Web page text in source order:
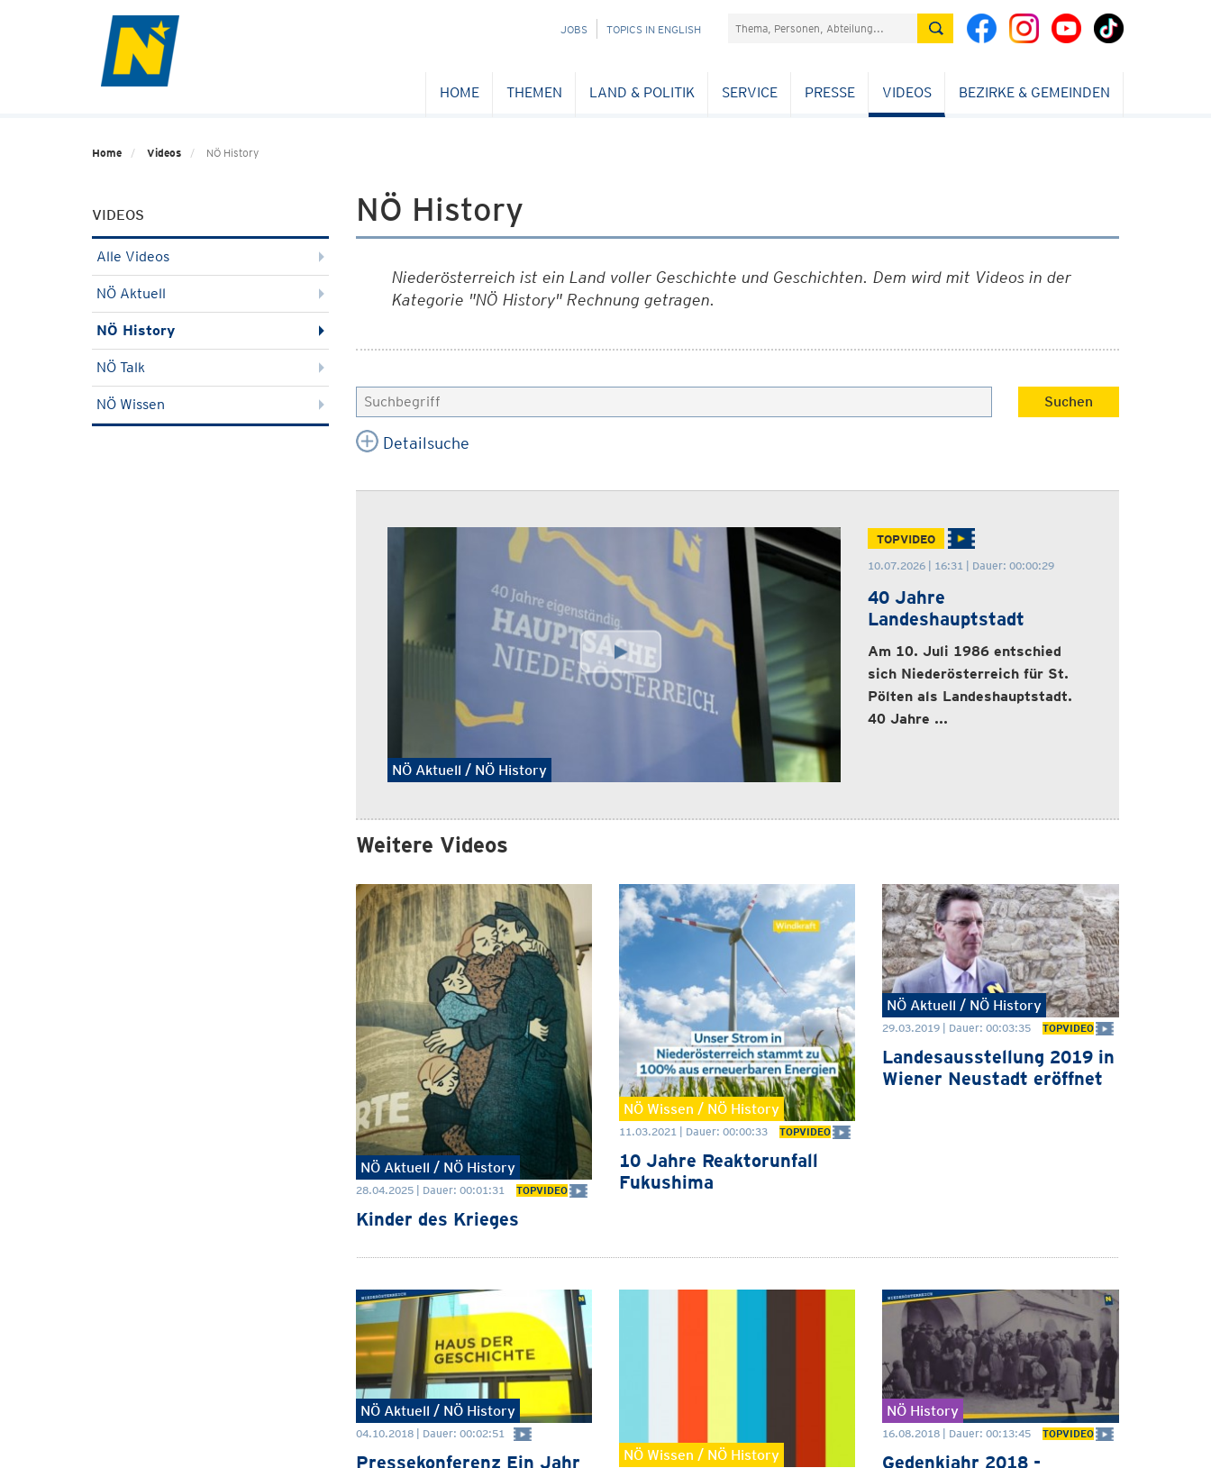
NAVIGATION
JOBS TOPICS IN ENGLISH Suchefeld
HOME THEMEN LAND & POLITIK SERVICE PRESSE VIDEOS BEZIRKE & GEMEINDEN
Home Videos NÖ History
VIDEOS
Alle Videos
NÖ Aktuell
NÖ History
NÖ Talk
NÖ Wissen
NÖ History
Niederösterreich ist ein Land voller Geschichte und Geschichten. Dem wird mit Videos in der
Kategorie "NÖ History" Rechnung getragen.
Detailsuche
NÖ Aktuell / NÖ History
TOPVIDEO
10.07.2026 | 16:31 | Dauer: 00:00:29
40 Jahre
Landeshauptstadt
Am 10. Juli 1986 entschied
sich Niederösterreich für St.
Pölten als Landeshauptstadt.
40 Jahre ...
Weitere Videos
NÖ Aktuell / NÖ History
28.04.2025 | Dauer: 00:01:31 TOPVIDEO
Kinder des Krieges
NÖ Wissen / NÖ History
11.03.2021 | Dauer: 00:00:33 TOPVIDEO
10 Jahre Reaktorunfall
Fukushima
NÖ Aktuell / NÖ History
29.03.2019 | Dauer: 00:03:35 TOPVIDEO
Landesausstellung 2019 in
Wiener Neustadt eröffnet
NÖ Aktuell / NÖ History
04.10.2018 | Dauer: 00:02:51
Pressekonferenz Ein Jahr
NÖ Wissen / NÖ History
NÖ History
16.08.2018 | Dauer: 00:13:45 TOPVIDEO
Gedenkjahr 2018 -